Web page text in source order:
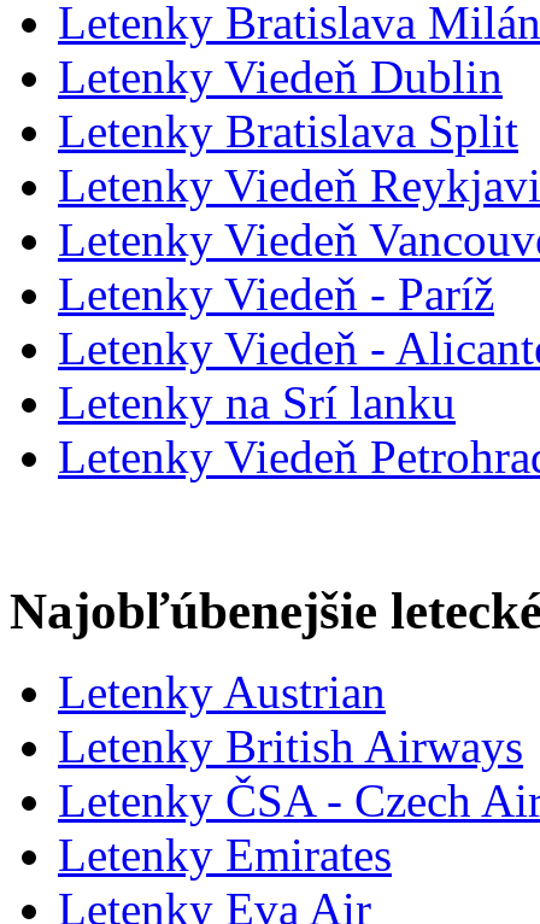
Letenky Bratislava
Letenky Viedeň Dublin
Letenky Bratislava Split
Letenky Viedeň
Letenky Viedeň
Letenky Viedeň - Paríž
Letenky Viedeň -
Letenky na Srí lanku
Letenky Viedeň
Najobľúbenejšie
Letenky Austrian
Letenky British Airways
Letenky ČSA - Czech
Letenky Emirates
Letenky Eva Air